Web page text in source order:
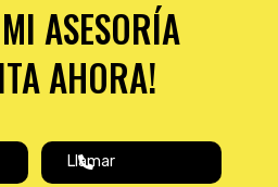
ASESORÍA
AHORA!
Llamar